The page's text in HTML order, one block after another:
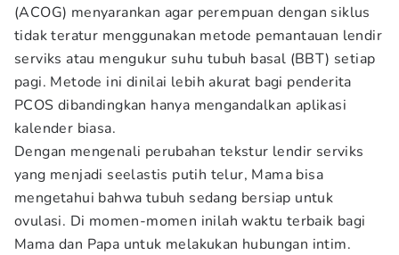
(ACOG) menyarankan agar perempuan dengan siklus
tidak teratur menggunakan metode pemantauan lendir
serviks atau mengukur suhu tubuh basal (BBT) setiap
pagi. Metode ini dinilai lebih akurat bagi penderita
PCOS dibandingkan hanya mengandalkan aplikasi
kalender biasa.
Dengan mengenali perubahan tekstur lendir serviks
yang menjadi seelastis putih telur, Mama bisa
mengetahui bahwa tubuh sedang bersiap untuk
ovulasi. Di momen-momen inilah waktu terbaik bagi
Mama dan Papa untuk melakukan hubungan intim.